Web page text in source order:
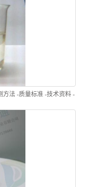
法 -质量标准 -技术资料 -
信通李杰